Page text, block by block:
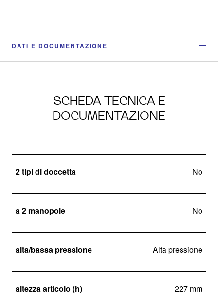
DATI E DOCUMENTAZIONE
SCHEDA TECNICA E
DOCUMENTAZIONE
2 tipi di doccetta No
a 2 manopole No
alta/bassa pressione Alta pressione
altezza articolo (h) 227 mm